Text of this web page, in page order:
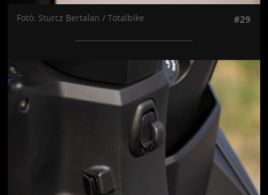
Fotó: Sturcz Bertalan / Totalbike #29
Jön még kép!